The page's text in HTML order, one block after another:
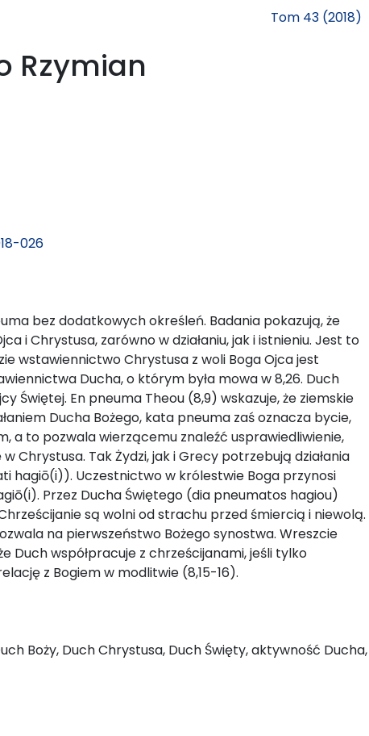
Tom 43 (2018)
Rzymian
026
bez dodatkowych określeń. Badania pokazują, że
i Chrystusa, zarówno w działaniu, jak i istnieniu. Jest to
wstawiennictwo Chrystusa z woli Boga Ojca jest
Ducha, o którym była mowa w 8,26. Duch
Świętej. En pneuma Theou (8,9) wskazuje, że ziemskie
Ducha Bożego, kata pneuma zaś oznacza bycie,
a to pozwala wierzącemu znaleźć usprawiedliwienie,
Chrystusa. Tak Żydzi, jak i Grecy potrzebują działania
hagiō(i)). Uczestnictwo w królestwie Boga przynosi
Przez Ducha Świętego (dia pneumatos hagiou)
są wolni od strachu przed śmiercią i niewolą.
na pierwszeństwo Bożego synostwa. Wreszcie
Duch współpracuje z chrześcijanami, jeśli tylko
z Bogiem w modlitwie (8,15-16).
Boży, Duch Chrystusa, Duch Święty, aktywność Ducha,